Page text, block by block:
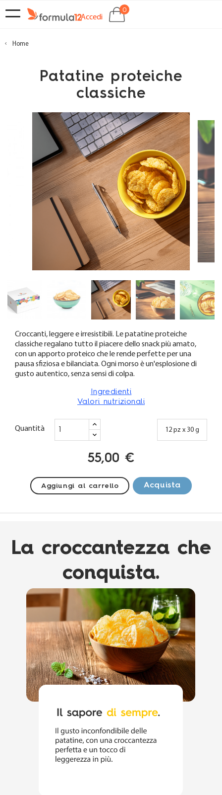
navigazione
Toggle
Accedi
0
Home
Patatine proteiche
classiche
Croccanti, leggere e irresistibili. Le patatine proteiche
classiche regalano tutto il piacere dello snack più amato,
con un apporto proteico che le rende perfette per una
pausa sfiziosa e bilanciata. Ogni morso è un'esplosione di
gusto autentico, senza sensi di colpa.
Ingredienti
Valori nutrizionali
Quantità 12 pz x 30 g
55,00 €
Aggiungi al carrello Acquista
La croccantezza che
conquista.
SHOCKBOX
CHI
CONTATTI
CLUB